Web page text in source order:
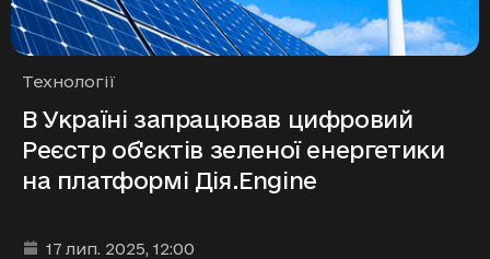
Рубрики
Технології
В Україні запрацював цифровий
Реєстр об'єктів зеленої енергетики
на платформі Дія.Engine
Дата та час публікації
17 лип. 2025, 12:00